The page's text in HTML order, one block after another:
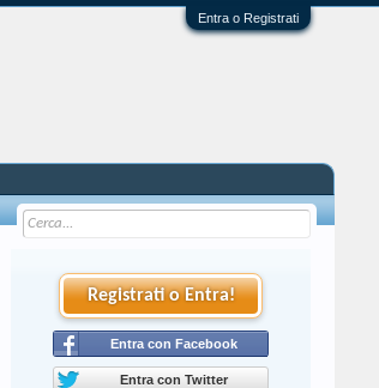
Entra o Registrati
Registrati o Entra!
Entra con Facebook
Entra con Twitter